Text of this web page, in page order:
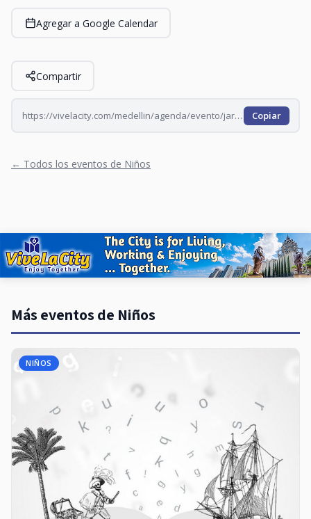
Agregar a Google Calendar
Compartir
https://vivelacity.com/medellin/agenda/evento/jardin-del-cuento-2026-08-15 Copiar
← Todos los eventos de Niños
Más eventos de Niños
NIÑOS